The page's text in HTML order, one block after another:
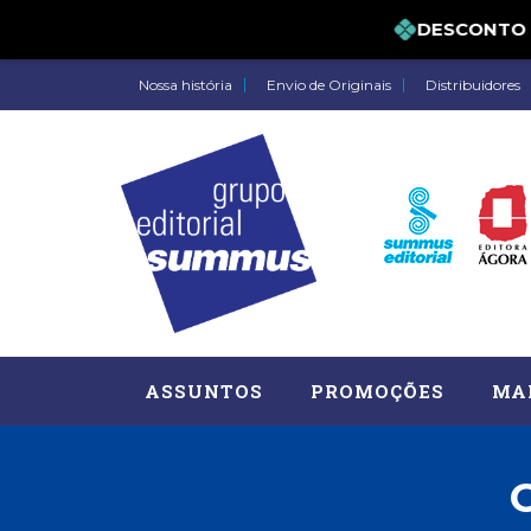
DESCONTO
Nossa história Envio de Originais Distribuidores
ASSUNTOS PROMOÇÕES